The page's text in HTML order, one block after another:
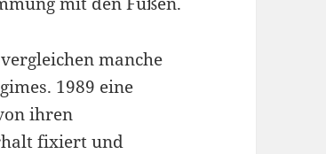
manche
1989 eine
ihren
fixiert und